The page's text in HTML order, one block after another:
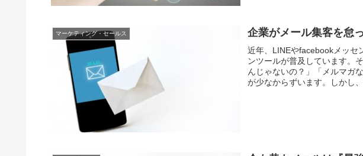
マーケティング・セールス 企業がメール集客を怠
近年、LINEやfacebookメッセ
ンツールが普及しています。
んじゃないの？」「メルマガ
が少なからずいます。しかし